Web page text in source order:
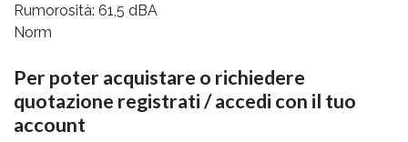
Rumorosità: 61,5 dBA
Norm
Per poter acquistare o richiedere
quotazione registrati / accedi con il tuo
account